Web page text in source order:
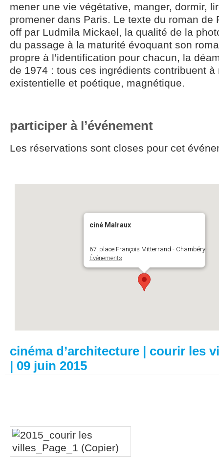
mener une vie végétative, manger, dormir,
promener dans Paris. Le texte du roman de
off par Ludmila Mickael, la qualité de la
du passage à la maturité évoquant son
propre à l’identification pour chacun, la
de 1974 : tous ces ingrédients contribuent à
existentielle et poétique, magnétique.
participer à l’événement
Les réservations sont closes pour cet
ciné Malraux
67, place François Mitterrand - Chambéry
Événements
cinéma d’architecture | courir les
| 09 juin 2015